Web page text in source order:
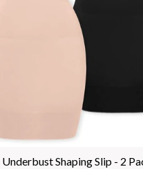
Underbust Shaping Slip - 2